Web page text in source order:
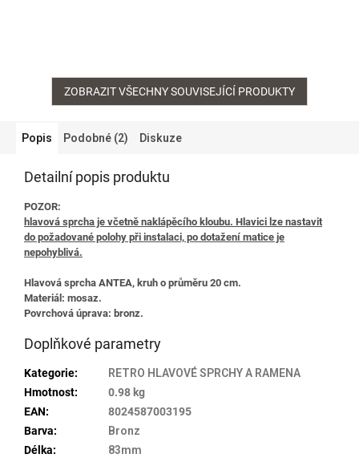
ZOBRAZIT VŠECHNY SOUVISEJÍCÍ PRODUKTY
Popis Podobné (2) Diskuze
Detailní popis produktu
POZOR:
hlavová sprcha je včetně naklápěcího kloubu. Hlavici lze nastavit
do požadované polohy při instalaci, po dotažení matice je
nepohyblivá.
Hlavová sprcha ANTEA, kruh o průměru 20 cm.
Materiál: mosaz.
Povrchová úprava: bronz.
Doplňkové parametry
Kategorie:
RETRO HLAVOVÉ SPRCHY A RAMENA
Hmotnost:
0.98 kg
EAN:
8024587003195
Barva:
Bronz
Délka: 83mm